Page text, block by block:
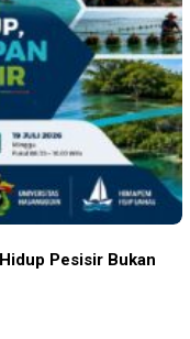
Pesisir Bukan